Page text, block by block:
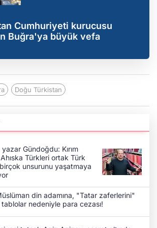
Cumhuriyeti kurucusu
Buğra'ya büyük vefa
Doğu Türkistan
yazar Gündoğdu: Kırım
Türkleri ortak Türk
unsurunu yaşatmaya
din adamına, "Tatar zaferlerini"
nedeniyle para cezası!